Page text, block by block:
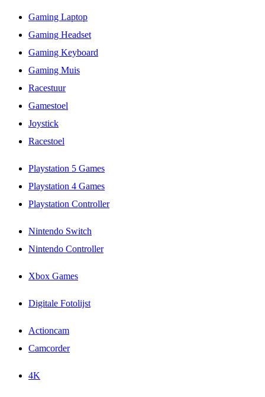
Gaming Laptop
Gaming Headset
Gaming Keyboard
Gaming Muis
Racestuur
Gamestoel
Joystick
Racestoel
Playstation 5 Games
Playstation 4 Games
Playstation Controller
Nintendo Switch
Nintendo Controller
Xbox Games
Digitale Fotolijst
Actioncam
Camcorder
4K